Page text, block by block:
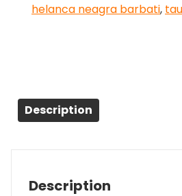
helanca neagra barbati,
Description
Description